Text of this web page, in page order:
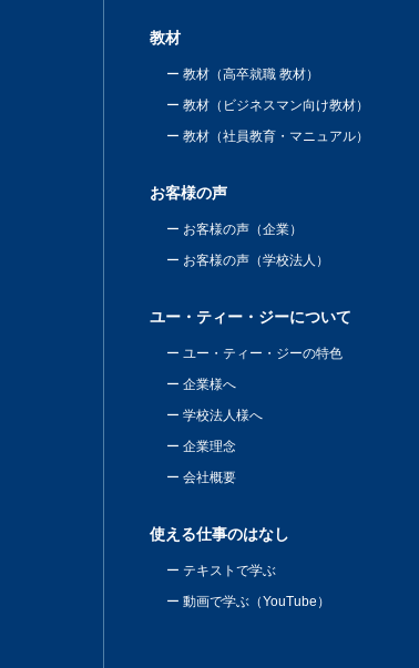
教材
教材（高卒就職 教材）
教材（ビジネスマン向け教材）
教材（社員教育・マニュアル）
お客様の声
お客様の声（企業）
お客様の声（学校法人）
ユー・ティー・ジーについて
ユー・ティー・ジーの特色
企業様へ
学校法人様へ
企業理念
会社概要
使える仕事のはなし
テキストで学ぶ
動画で学ぶ（YouTube）